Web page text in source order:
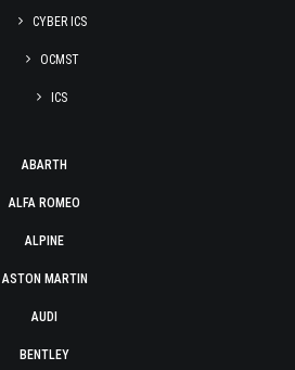
CYBER ICS
OCMST
ICS
ABARTH
ALFA ROMEO
ALPINE
ASTON MARTIN
AUDI
BENTLEY